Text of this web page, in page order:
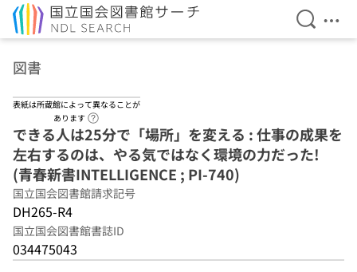
検索を
メ
図書
表紙は所蔵館によって異なることが
あります
できる人は25分で「場所」を変える : 仕事の成果を
左右するのは、やる気ではなく環境の力だった!
(青春新書INTELLIGENCE ; PI-740)
国立国会図書館請求記号
DH265-R4
国立国会図書館書誌ID
034475043